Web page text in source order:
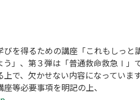
を得るための講座「これもしっと
」、第３弾は「普通救命救急Ⅰ」で
で、欠かせない内容になっていま
等必要事項を明記の上、